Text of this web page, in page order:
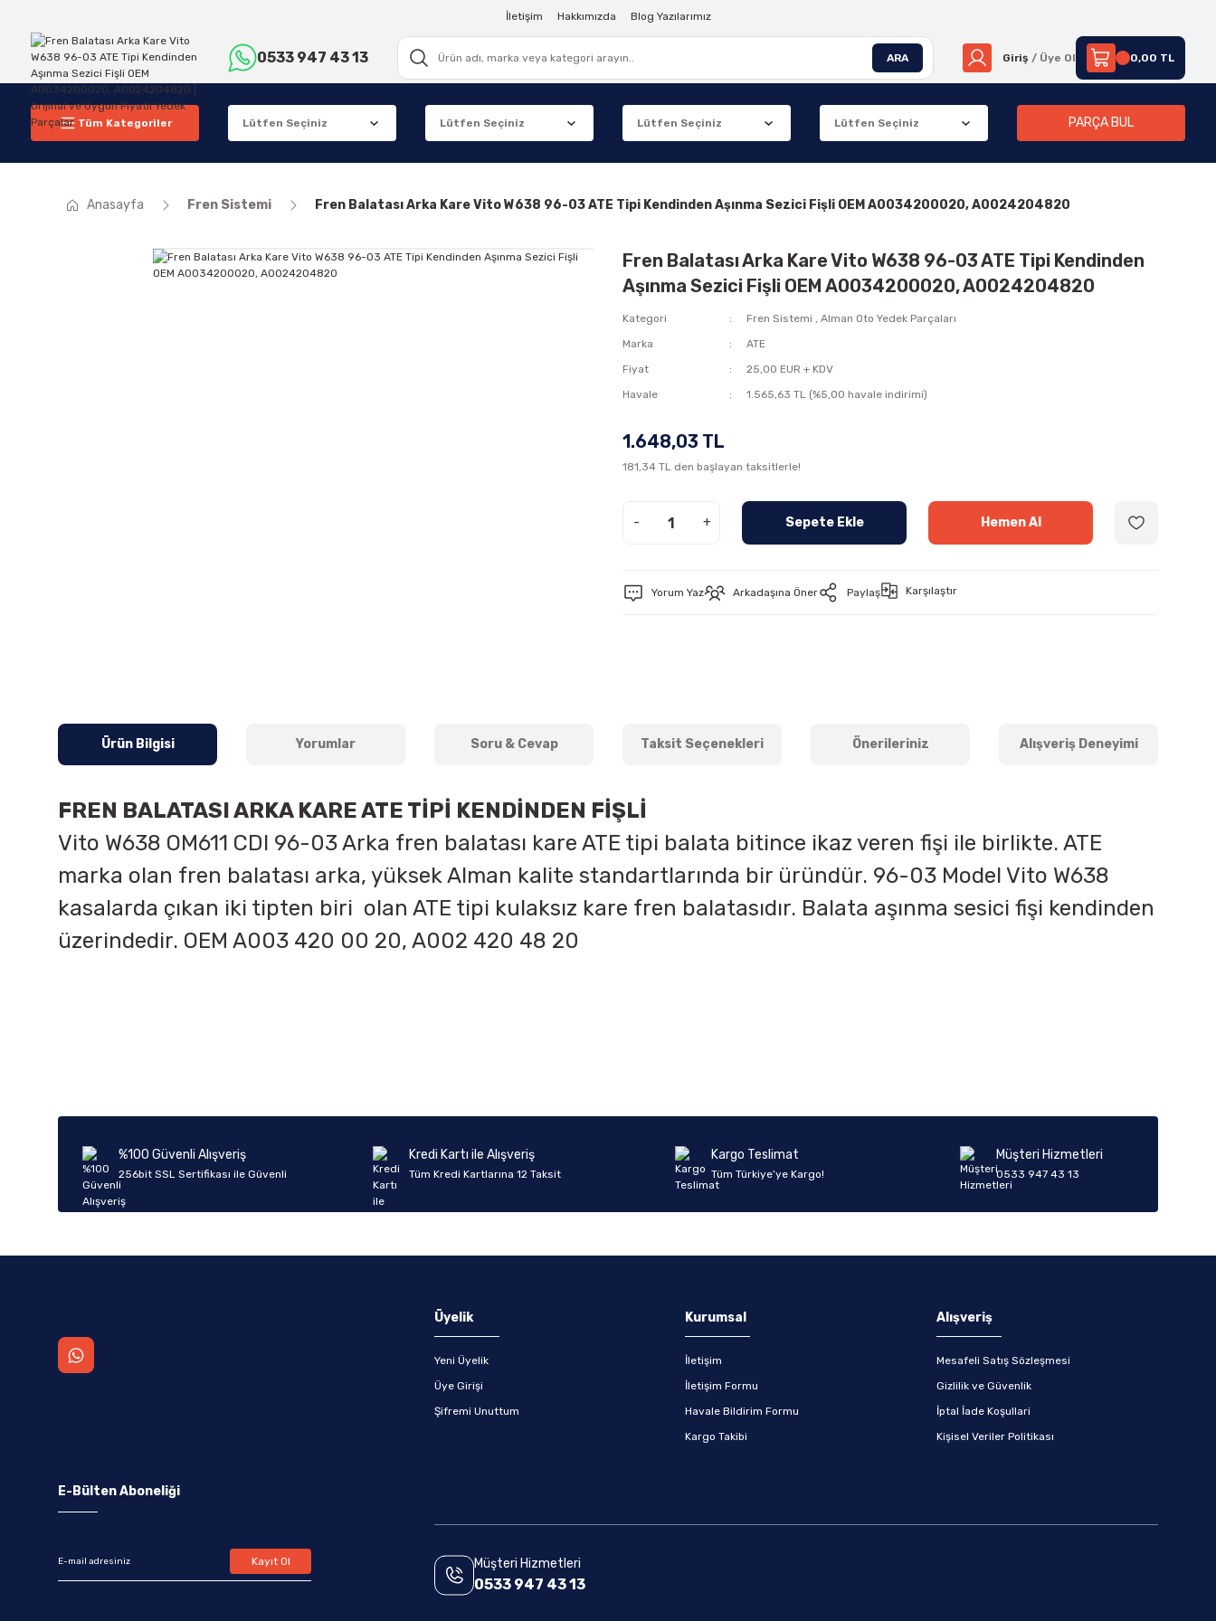
İletişim Hakkımızda Blog Yazılarımız
0533 947 43 13 ARA Giriş / Üye Ol 0,00 TL
Tüm Kategoriler PARÇA BUL
Anasayfa Fren Sistemi Fren Balatası Arka Kare Vito W638 96-03 ATE Tipi Kendinden Aşınma Sezici Fişli OEM A0034200020, A0024204820
Fren Balatası Arka Kare Vito W638 96-03 ATE Tipi Kendinden
Aşınma Sezici Fişli OEM A0034200020, A0024204820
Kategori Fren Sistemi ,Alman Oto Yedek Parçaları
Marka
ATE
Fiyat
25,00 EUR + KDV
Havale
1.565,63 TL (%5,00 havale indirimi)
1.648,03 TL
181,34 TL den başlayan taksitlerle!
- + Sepete Ekle Hemen Al
Yorum Yaz Arkadaşına Öner Paylaş Karşılaştır
Ürün Bilgisi Yorumlar Soru & Cevap Taksit Seçenekleri Önerileriniz Alışveriş Deneyimi
FREN BALATASI ARKA KARE ATE TİPİ KENDİNDEN FİŞLİ
Vito W638 OM611 CDI 96-03 Arka fren balatası kare ATE tipi balata bitince ikaz veren fişi ile birlikte. ATE
marka olan fren balatası arka, yüksek Alman kalite standartlarında bir üründür. 96-03 Model Vito W638
kasalarda çıkan iki tipten biri olan ATE tipi kulaksız kare fren balatasıdır. Balata aşınma sesici fişi kendinden
üzerindedir. OEM A003 420 00 20, A002 420 48 20
Ürün fiyatı diğer sitelerden daha pahalı.
Bu ürüne benzer farklı alternatifler olmalı.
%100 Güvenli Alışveriş
256bit SSL Sertifikası ile Güvenli
Kredi Kartı ile Alışveriş
Tüm Kredi Kartlarına 12 Taksit
Kargo Teslimat
Tüm Türkiye’ye Kargo!
Müşteri Hizmetleri
0533 947 43 13
Üyelik
Yeni Üyelik
Üye Girişi
Şifremi Unuttum
Kurumsal
İletişim
İletişim Formu
Havale Bildirim Formu
Kargo Takibi
Alışveriş
Mesafeli Satış Sözleşmesi
Gizlilik ve Güvenlik
İptal İade Koşullari
Kişisel Veriler Politikası
E-Bülten Aboneliği
Kayıt Ol Müşteri Hizmetleri
0533 947 43 13